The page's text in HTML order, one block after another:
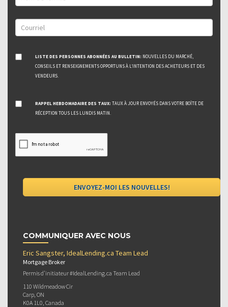
LISTE DES PERSONNES ABONNÉES AU BULLETIN: NOUVELLES DU MARCHÉ,
CONSEILS ET RENSEIGNEMENTS OPPORTUNS À L’INTENTION DES ACHETEURS ET DES
VENDEURS.
RAPPEL HEBDOMADAIRE DES TAUX: TAUX À JOUR ENVOYÉS DANS VOTRE BOÎTE DE
RÉCEPTION TOUS LES LUNDIS MATIN.
COMMUNIQUER AVEC NOUS
Eric Sangster, IdealLending.ca Team Lead
Mortgage Broker
Permis d’initiateur #IdealLending.ca Team Lead
110 Wildmeadow Cir
Carp, ON
K0A 1L0, Canada